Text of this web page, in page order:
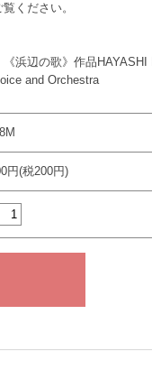
ください。
浜辺の歌》作品
and Orchestra
円(税200円)